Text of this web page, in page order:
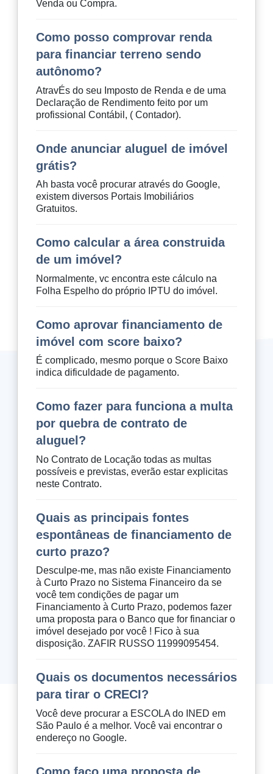
Venda ou Compra.
Como posso comprovar renda
para financiar terreno sendo
autônomo?
AtravÉs do seu Imposto de Renda e de uma
Declaração de Rendimento feito por um
profissional Contábil, ( Contador).
Onde anunciar aluguel de imóvel
grátis?
Ah basta você procurar através do Google,
existem diversos Portais Imobiliários
Gratuitos.
Como calcular a área construida
de um imóvel?
Normalmente, vc encontra este cálculo na
Folha Espelho do próprio IPTU do imóvel.
Como aprovar financiamento de
imóvel com score baixo?
É complicado, mesmo porque o Score Baixo
indica dificuldade de pagamento.
Como fazer para funciona a multa
por quebra de contrato de
aluguel?
No Contrato de Locação todas as multas
possíveis e previstas, everão estar explicitas
neste Contrato.
Quais as principais fontes
espontâneas de financiamento de
curto prazo?
Desculpe-me, mas não existe Financiamento
à Curto Prazo no Sistema Financeiro da se
você tem condições de pagar um
Financiamento à Curto Prazo, podemos fazer
uma proposta para o Banco que for financiar o
imóvel desejado por você ! Fico à sua
disposição. ZAFIR RUSSO 11999095454.
Quais os documentos necessários
para tirar o CRECI?
Você deve procurar a ESCOLA do INED em
São Paulo é a melhor. Você vai encontrar o
endereço no Google.
Como faço uma proposta de